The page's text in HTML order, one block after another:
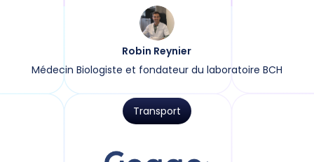
Robin Reynier
Médecin Biologiste et fondateur du laboratoire BCH
Transport